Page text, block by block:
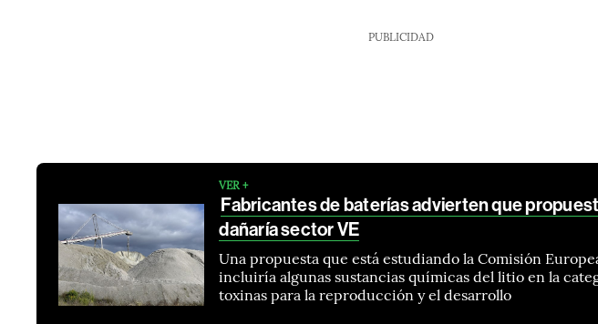
PUBLICIDAD
VER +
Fabricantes de baterías advierten que
dañaría sector VE
Una propuesta que está estudiando la Comisión
incluiría algunas sustancias químicas del litio en la
toxinas para la reproducción y el desarrollo